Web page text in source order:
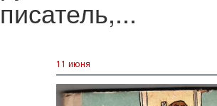
писатель,...
11 июня